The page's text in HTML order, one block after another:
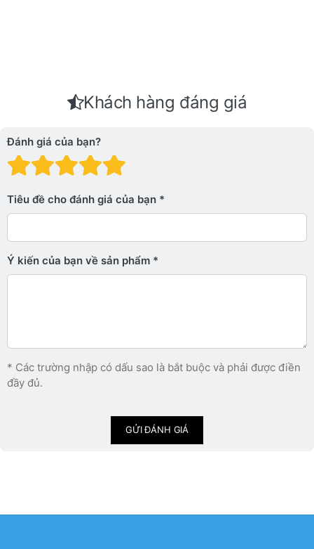
Khách hàng đáng giá
Đánh giá của bạn?
Đánh giá: 4 trên 5
Đánh giá: 3 trên 5 sao.
Đánh giá: 2 trên 5 sao.
Đánh giá: 1 trên 5 sao. Xấu
Tiêu đề cho đánh giá của bạn
Ý kiến ​​của bạn về sản phẩm
* Các trường nhập có dấu sao là bắt buộc và phải được điền
đầy đủ.
GỬI ĐÁNH GIÁ